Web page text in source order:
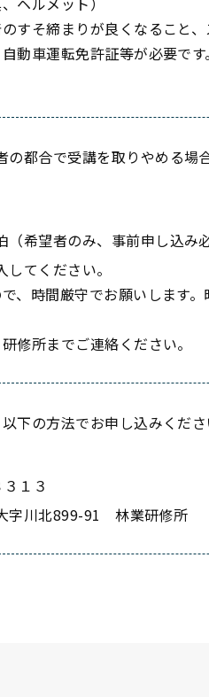
すそ締まりが良くなること
動車運転免許証等が必要で
の都合で受講を取りやめる場
希望者のみ、事前申し込み必
てください。
、時間厳守でお願いします
修所までご連絡ください。
下の方法でお申し込みくださ
１３
字川北899-91 林業研修所